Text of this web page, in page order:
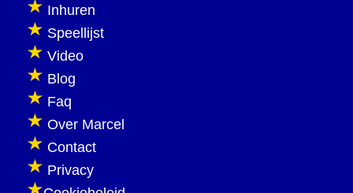
Inhuren
Speellijst
Video
Blog
Faq
Over Marcel
Contact
Privacy